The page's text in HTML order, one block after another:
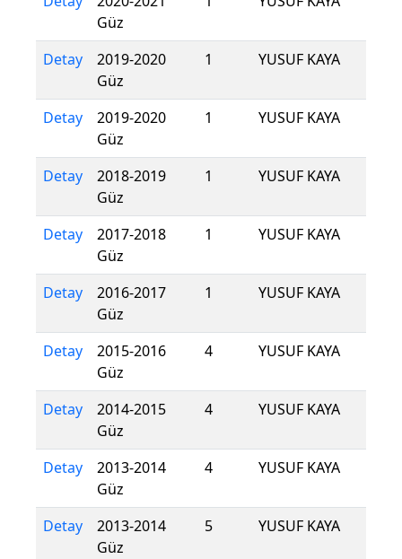
Güz
Detay
2019-2020
Güz
1 YUSUF KAYA
Detay
2019-2020
Güz
1 YUSUF KAYA
Detay
2018-2019
Güz
1 YUSUF KAYA
Detay
2017-2018
Güz
1 YUSUF KAYA
Detay
2016-2017
Güz
1 YUSUF KAYA
Detay
2015-2016
Güz
4 YUSUF KAYA
Detay
2014-2015
Güz
4 YUSUF KAYA
Detay
2013-2014
Güz
4 YUSUF KAYA
Detay
2013-2014
Güz
5 YUSUF KAYA